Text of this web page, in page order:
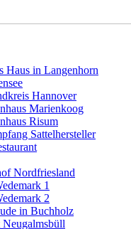
Haus in Langenhorn
Hannover
Marienkoog
Risum
Sattelhersteller
Nordfriesland
1
2
in Buchholz
Neugalmsbüll